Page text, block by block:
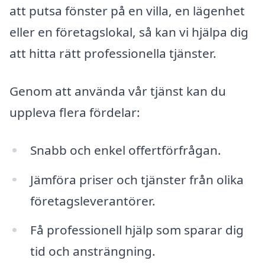
att putsa fönster på en villa, en lägenhet
eller en företagslokal, så kan vi hjälpa dig
att hitta rätt professionella tjänster.
Genom att använda vår tjänst kan du
uppleva flera fördelar:
Snabb och enkel offertförfrågan.
Jämföra priser och tjänster från olika
företagsleverantörer.
Få professionell hjälp som sparar dig
tid och ansträngning.